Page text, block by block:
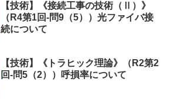
【技術】《接続工事の技術（Ⅱ）》
（R4第1回-問9（5））光ファイバ接
続について
【技術】《トラヒック理論》（R2第2
回-問5（2））呼損率について